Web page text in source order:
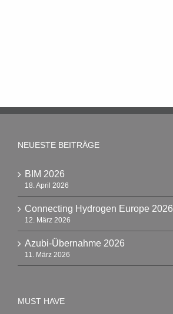
NEUESTE BEITRÄGE
BIM 2026
18. April 2026
Connecting Hydrogen Europe 2026
12. März 2026
Azubi-Übernahme 2026
11. März 2026
MUST HAVE